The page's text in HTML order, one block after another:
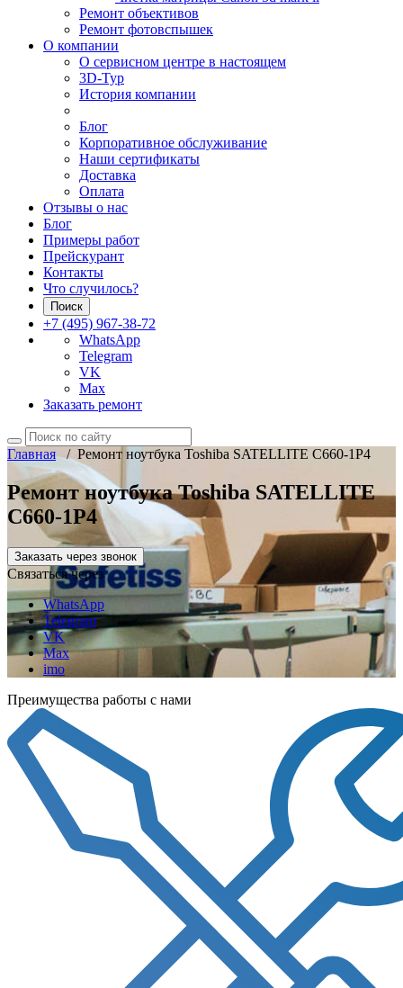
Ремонт объективов
Ремонт фотовспышек
О компании
О сервисном центре в настоящем
3D-Тур
История компании
Блог
Корпоративное обслуживание
Наши сертификаты
Доставка
Оплата
Отзывы о нас
Блог
Примеры работ
Прейскурант
Контакты
Что случилось?
Поиск
+7 (495) 967-38-72
WhatsApp
Telegram
VK
Max
Заказать ремонт
Главная/ Ремонт ноутбука Toshiba SATELLITE C660-1P4
Ремонт ноутбука Toshiba SATELLITE
C660-1P4
Заказать через звонок
Связаться через
WhatsApp
Telegram
VK
Max
imo
Преимущества работы с нами